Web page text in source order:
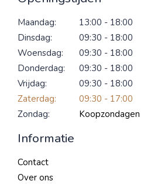
Maandag:
13:00 - 18:00
Dinsdag:
09:30 - 18:00
Woensdag:
09:30 - 18:00
Donderdag:
09:30 - 18:00
Vrijdag:
09:30 - 18:00
Zaterdag:
09:30 - 17:00
Zondag:
Koopzondagen
Informatie
Contact
Over ons